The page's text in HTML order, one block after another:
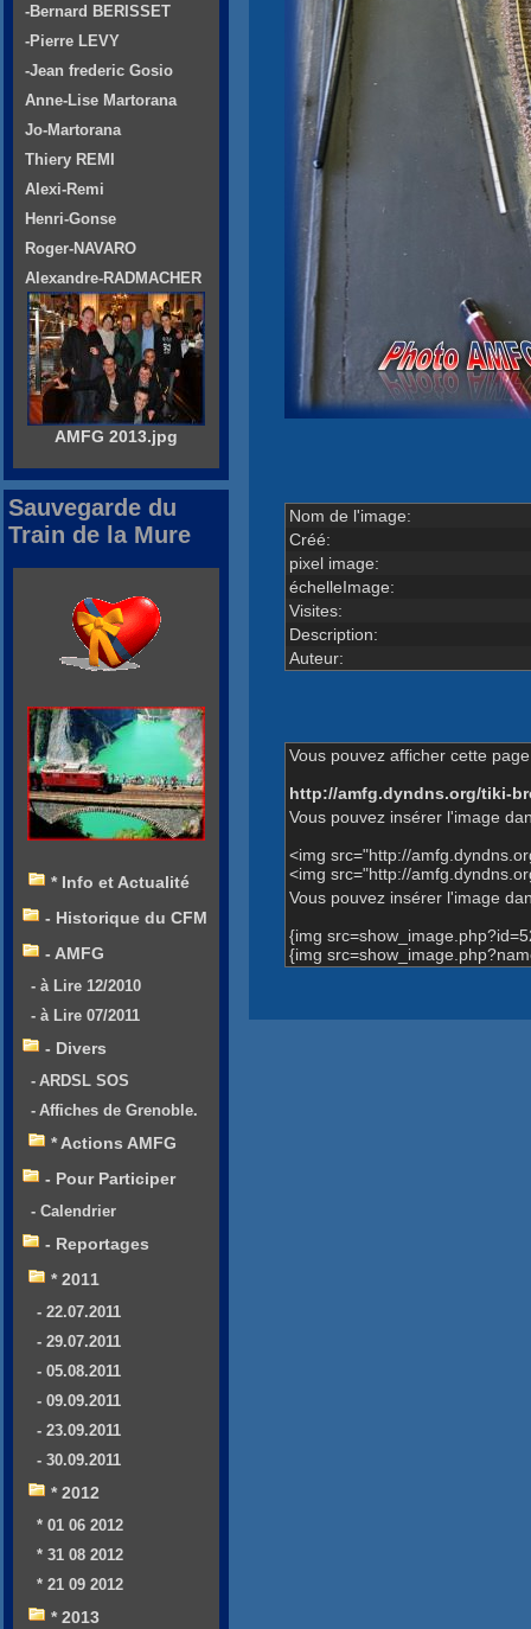
Nom de l'image:
Créé:
pixel image:
échelleImage:
Visites:
Description:
Auteur:
Vous pouvez afficher cette
http://amfg.dyndns.org/tiki-
Vous pouvez insérer l'image
<img src="http://
<img src="http://
Vous pouvez insérer l'image
{img
{img
-Bernard BERISSET
-Pierre LEVY
-Jean frederic Gosio
Anne-Lise Martorana
Jo-Martorana
Thiery REMI
Alexi-Remi
Henri-Gonse
Roger-NAVARO
Alexandre-RADMACHER
AMFG 2013.jpg
Sauvegarde du
Train de la Mure
* Info et Actualité
- Historique du CFM
- AMFG
- à Lire 12/2010
- à Lire 07/2011
- Divers
- ARDSL SOS
- Affiches de Grenoble.
* Actions AMFG
- Pour Participer
- Calendrier
- Reportages
* 2011
- 22.07.2011
- 29.07.2011
- 05.08.2011
- 09.09.2011
- 23.09.2011
- 30.09.2011
* 2012
* 01 06 2012
* 31 08 2012
* 21 09 2012
* 2013